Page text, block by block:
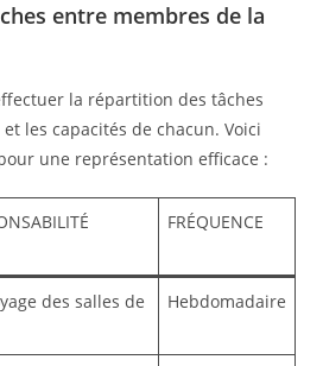
entre membres de la
la répartition des tâches
les capacités de chacun. Voici
une représentation efficace :
FRÉQUENCE
des salles de
Hebdomadaire